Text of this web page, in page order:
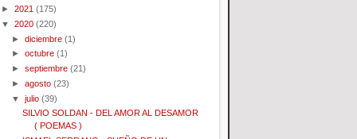
► 2021 (175)
▼ 2020 (220)
►diciembre (1)
►octubre (1)
►septiembre (21)
►agosto (23)
▼julio (39)
SILVIO SOLDAN - DEL AMOR AL DESAMOR
( POEMAS )